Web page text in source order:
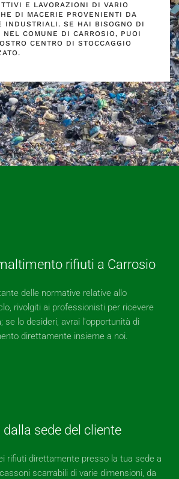
E LAVORAZIONI DI VARIO
DI MACERIE PROVENIENTI DA
INDUSTRIALI. SE HAI BISOGNO DI
COMUNE DI CARROSIO, PUOI
CENTRO DI STOCCAGGIO
rifiuti a Carrosio
delle normative relative allo
rivolgiti ai professionisti per ricevere
se lo desideri, avrai l'opportunità di
direttamente insieme a noi.
sede del cliente
rifiuti direttamente presso la tua sede a
scarrabili di varie dimensioni, da